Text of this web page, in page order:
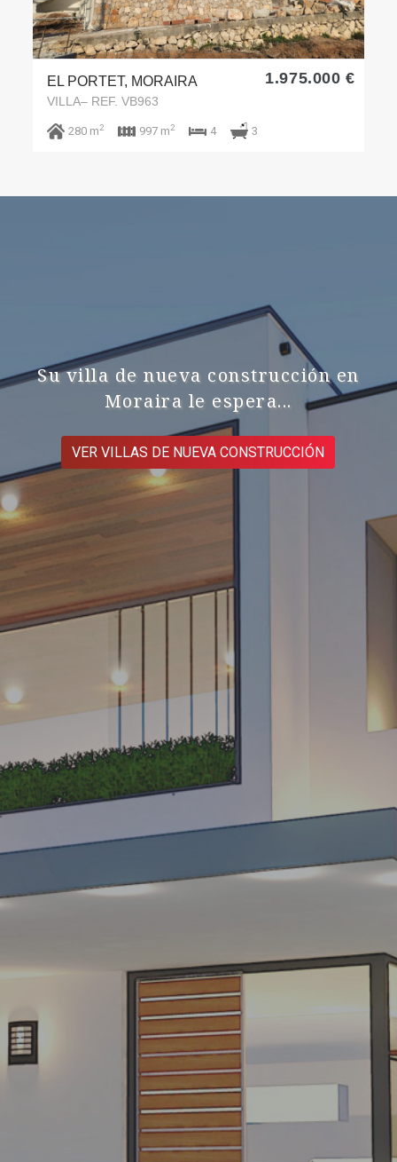
EL PORTET, MORAIRA
VILLA– REF. VB963
1.975.000 €
280 m2 997 m2 4 3
Su villa de nueva construcción en
Moraira le espera...
VER VILLAS DE NUEVA CONSTRUCCIÓN